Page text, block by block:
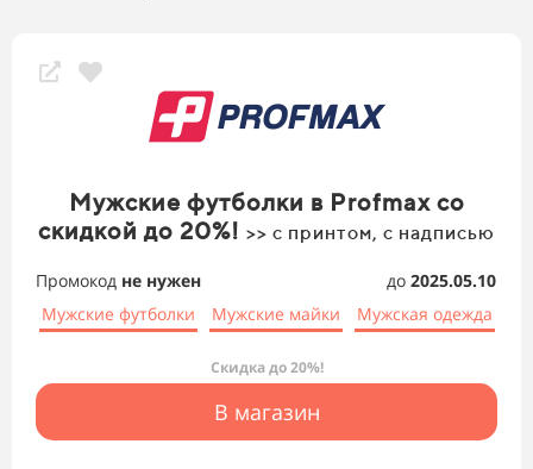
Мужские футболки в Profmax со
скидкой до 20%! >> с принтом, с надписью
Промокод не нужен до 2025.05.10
Мужские футболки
Мужские майки Мужская одежда
Скидка до 20%!
В магазин